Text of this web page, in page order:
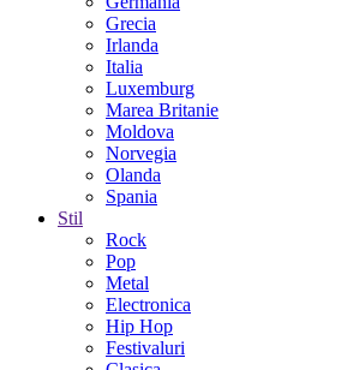
Grecia
Irlanda
Italia
Luxemburg
Marea Britanie
Moldova
Norvegia
Olanda
Spania
Stil
Rock
Pop
Metal
Electronica
Hip Hop
Festivaluri